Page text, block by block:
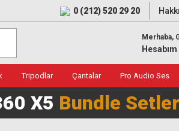
0 (212) 520 29 20
Merhaba,
Hesabım
Tripodlar Çantalar Pro Audio Ses
X5 Bundle Setler